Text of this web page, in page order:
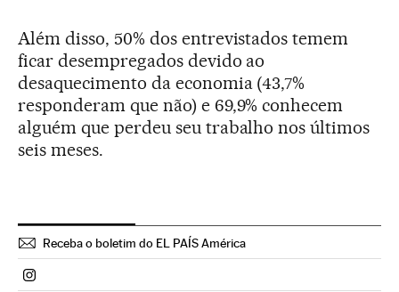
Além disso, 50% dos entrevistados temem
ficar desempregados devido ao
desaquecimento da economia (43,7%
responderam que não) e 69,9% conhecem
alguém que perdeu seu trabalho nos últimos
seis meses.
Receba o boletim do EL PAÍS América
Politica El País Brasil en Instagram